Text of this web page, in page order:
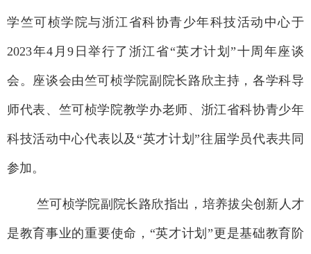
学竺可桢学院与浙江省科协青少年科技活动中心于
2023年4月9日举行了浙江省“英才计划”十周年座谈
会。座谈会由竺可桢学院副院长路欣主持，各学科导
师代表、竺可桢学院教学办老师、浙江省科协青少年
科技活动中心代表以及“英才计划”往届学员代表共同
参加。
竺可桢学院副院长路欣指出，培养拔尖创新人才
是教育事业的重要使命， “英才计划”更是基础教育阶